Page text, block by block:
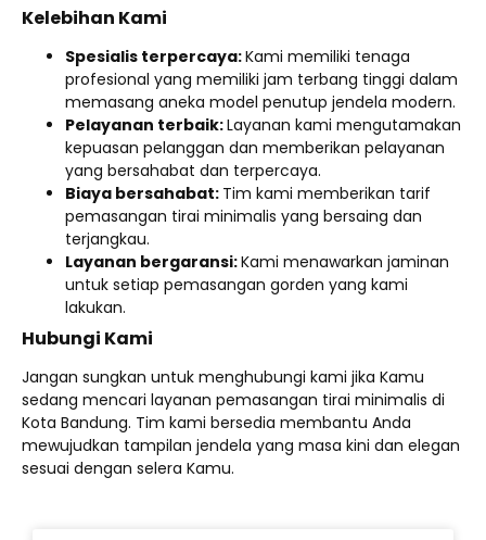
Kelebihan Kami
Spesialis terpercaya:Kami memiliki tenaga
profesional yang memiliki jam terbang tinggi dalam
memasang aneka model penutup jendela modern.
Pelayanan terbaik:Layanan kami mengutamakan
kepuasan pelanggan dan memberikan pelayanan
yang bersahabat dan terpercaya.
Biaya bersahabat: Tim kami memberikan tarif
pemasangan tirai minimalis yang bersaing dan
terjangkau.
Layanan bergaransi:Kami menawarkan jaminan
untuk setiap pemasangan gorden yang kami
lakukan.
Hubungi Kami
Jangan sungkan untuk menghubungi kami jika Kamu
sedang mencari layanan pemasangan tirai minimalis di
Kota Bandung. Tim kami bersedia membantu Anda
mewujudkan tampilan jendela yang masa kini dan elegan
sesuai dengan selera Kamu.